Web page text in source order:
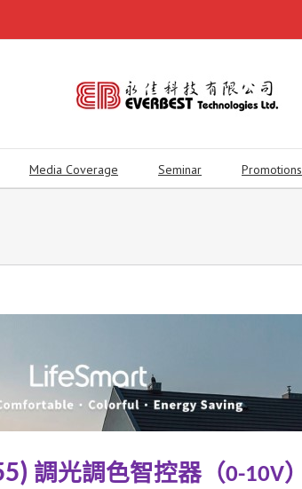
Media Coverage Seminar Promotions
調光調色智控器（0-10V）